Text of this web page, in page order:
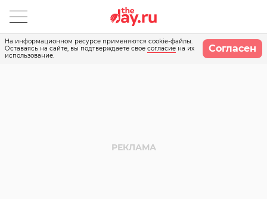
На информационном ресурсе применяются cookie-файлы.
Оставаясь на сайте, вы подтверждаете свое согласие на их
использование.
Согласен